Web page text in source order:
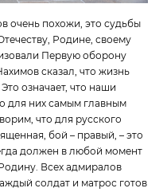
очень похожи, это судьбы
Родине, своему
Первую оборону
сказал, что жизнь
означает, что наши
для них самым главным
что для русского
бой – правый, – это
должен в любой момент
Всех адмиралов
солдат и матрос готов